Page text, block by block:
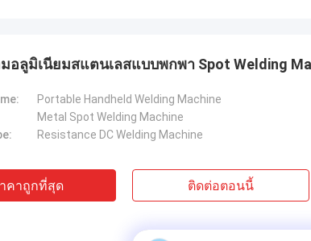
มอลูมิเนียมสแตนเลสแบบพกพา Spot Welding
Portable Handheld Welding Machine
Metal Spot Welding Machine
Resistance DC Welding Machine
คาถูกที่สุด ติดต่อตอนนี้